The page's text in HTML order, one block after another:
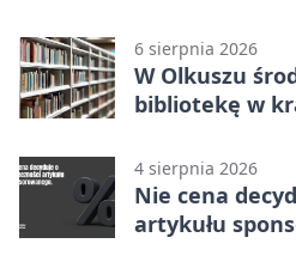
6 sierpnia 2026
W Olkuszu
bibliotekę w
4 sierpnia 2026
Nie cena
artykułu